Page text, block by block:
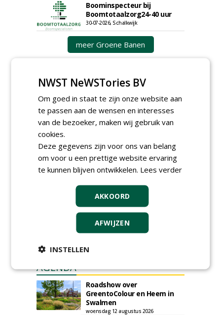
Boominspecteur bij
Boomtotaalzorg24-40 uur
30-07-2026, Schalkwijk
meer Groene Banen
GREEN OUTLET
Iedereen kan gratis kleine advertenties
plaatsen via zijn eigen account.
Plaats een gratis advertentie
AGENDA
Roadshow over
GreentoColour en Heem in
Swalmen
woensdag 12 augustus 2026
NWST NeWSTories BV
Om goed in staat te zijn onze website aan
te passen aan de wensen en interesses
van de bezoeker, maken wij gebruik van
cookies.
Deze gegevens zijn voor ons van belang
om voor u een prettige website ervaring
te kunnen blijven ontwikkelen. Lees verder
AKKOORD
AFWIJZEN
INSTELLEN